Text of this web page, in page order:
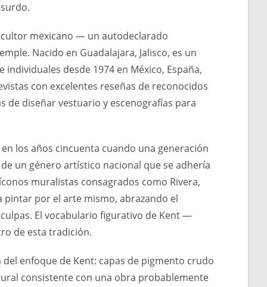
mexicano — un autodeclarado
Nacido en Guadalajara, Jalisco, es un
desde 1974 en México, España,
con excelentes reseñas de reconocidos
de diseñar vestuario y escenografías para
los años cincuenta cuando una generación
un género artístico nacional que se adhería
muralistas consagrados como Rivera,
pintar por el arte mismo, abrazando el
El vocabulario figurativo de Kent —
de esta tradición.
enfoque de Kent: capas de pigmento crudo
consistente con una obra probablemente